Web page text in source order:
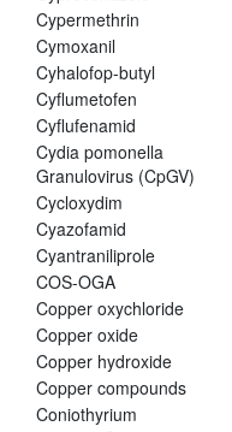
Cypermethrin
Cymoxanil
Cyhalofop-butyl
Cyflumetofen
Cyflufenamid
Cydia pomonella
Granulovirus (CpGV)
Cycloxydim
Cyazofamid
Cyantraniliprole
COS-OGA
Copper oxychloride
Copper oxide
Copper hydroxide
Copper compounds
Coniothyrium